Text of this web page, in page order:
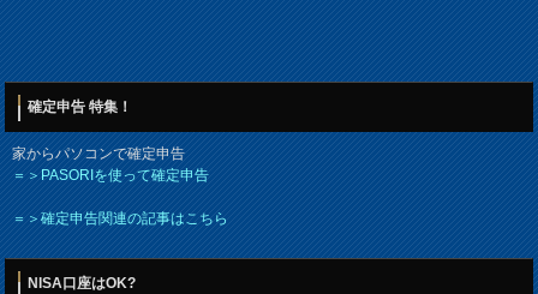
確定申告 特集！
家からパソコンで確定申告
＝＞PASORIを使って確定申告
＝＞確定申告関連の記事はこちら
NISA口座はOK?